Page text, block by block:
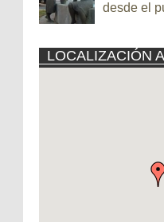
desde el
LOCALIZACIÓN